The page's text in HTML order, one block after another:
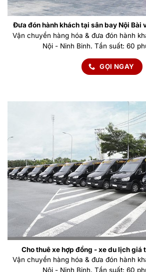
Đưa đón hành khách tại sân bay Nội Bài
Vận chuyển hàng hóa & đưa đón hành
Nội - Ninh Binh. Tần suất: 60
GỌI NGAY
Cho thuê xe hợp đồng - xe du lịch giá
Vận chuyển hàng hóa & đưa đón hành
Nội - Ninh Binh. Tần suất: 60